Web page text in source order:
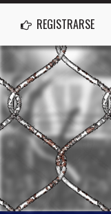
REGISTRARSE